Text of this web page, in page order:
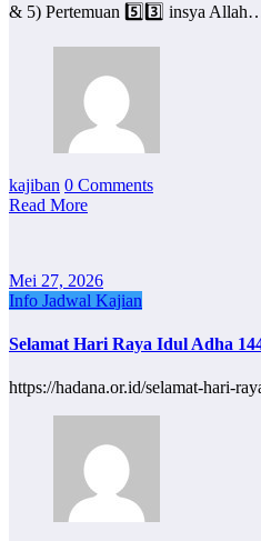
& 5) Pertemuan 5️⃣3️⃣ insya
kajiban 0 Comments
Read More
Mei 27, 2026
Info Jadwal Kajian
Selamat Hari Raya Idul Adha
https://hadana.or.id/selamat-hari-